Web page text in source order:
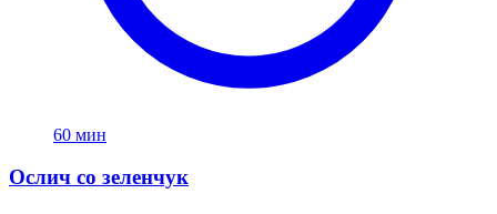
60 мин
Ослич со зеленчук